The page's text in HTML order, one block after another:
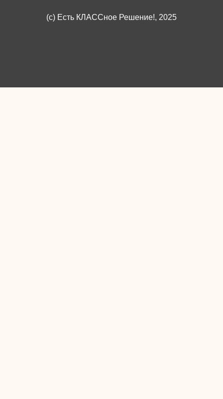
(c) Есть КЛАССное Решение!, 2025